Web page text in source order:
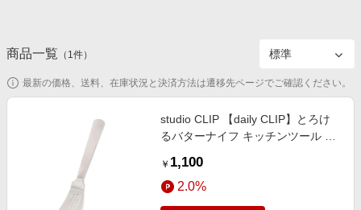
カテゴリー一覧
百貨店・総合ECモール
ファッション・インナー・小物
食品・スイーツ・お酒
日用品・キッチン用品
コスメ・健康・医薬品
イベント一覧
リーベイツ注目ストア
初回購入者限定特典
対象ストア新規限定特典
新着ストアのご紹介
楽天IDでログイン/会員登録
商品一覧 （ 1件）
最新の価格、送料、在庫状況と決済方法は遷移先ページでご確認ください。
studio CLIP 【daily CLIP】とろけ
るバターナイフ キッチンツール ホ
570616 and ST アンドエスティ
（旧ドットエスティ）
￥ 1,100
2.0%